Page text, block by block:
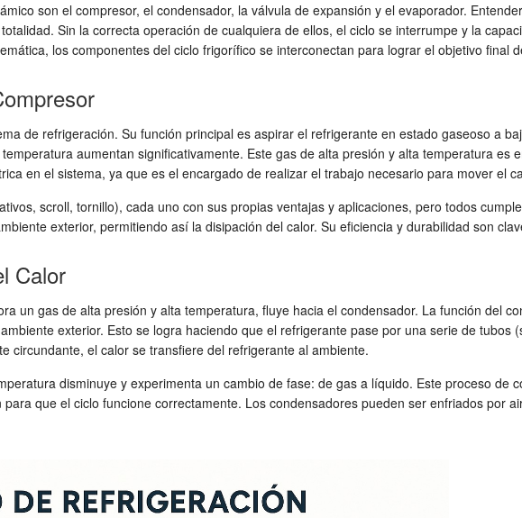
son el compresor, el condensador, la válvula de expansión y el evaporador.
Sin la correcta operación de cualquiera de ellos, el ciclo se interrumpe y la
los componentes del ciclo frigorífico se interconectan para lograr el objetivo final
de refrigeración. Su función principal es aspirar el refrigerante en estado gaseoso a
aumentan significativamente. Este gas de alta presión y alta temperatura
en el sistema, ya que es el encargado de realizar el trabajo necesario para mover el
scroll, tornillo), cada uno con sus propias ventajas y aplicaciones, pero todos
exterior, permitiendo así la disipación del calor. Su eficiencia y durabilidad son
Calor
un gas de alta presión y alta temperatura, fluye hacia el condensador. La función del
exterior. Esto se logra haciendo que el refrigerante pase por una serie de
circundante, el calor se transfiere del refrigerante al ambiente.
disminuye y experimenta un cambio de fase: de gas a líquido. Este proceso de
que el ciclo funcione correctamente. Los condensadores pueden ser enfriados por